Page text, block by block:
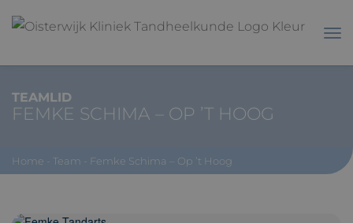
TEAMLID
FEMKE SCHIMA – OP ’T HOOG
Home - Team - Femke Schima – Op ’t Hoog